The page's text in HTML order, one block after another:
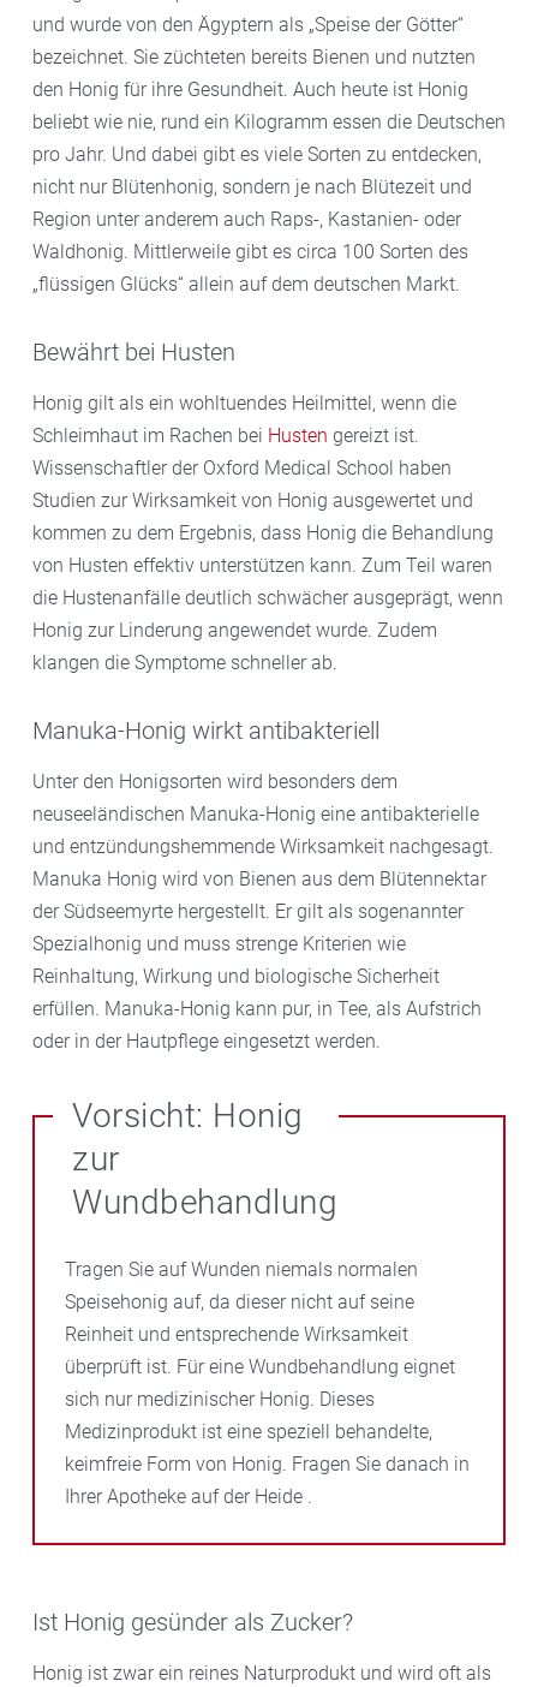
und wurde von den Ägyptern als „Speise der Götter“
bezeichnet. Sie züchteten bereits Bienen und nutzten
den Honig für ihre Gesundheit. Auch heute ist Honig
beliebt wie nie, rund ein Kilogramm essen die Deutschen
pro Jahr. Und dabei gibt es viele Sorten zu entdecken,
nicht nur Blütenhonig, sondern je nach Blütezeit und
Region unter anderem auch Raps-, Kastanien- oder
Waldhonig. Mittlerweile gibt es circa 100 Sorten des
„flüssigen Glücks“ allein auf dem deutschen Markt.
Bewährt bei Husten
Honig gilt als ein wohltuendes Heilmittel, wenn die
Schleimhaut im Rachen bei Husten gereizt ist.
Wissenschaftler der Oxford Medical School haben
Studien zur Wirksamkeit von Honig ausgewertet und
kommen zu dem Ergebnis, dass Honig die Behandlung
von Husten effektiv unterstützen kann. Zum Teil waren
die Hustenanfälle deutlich schwächer ausgeprägt, wenn
Honig zur Linderung angewendet wurde. Zudem
klangen die Symptome schneller ab.
Manuka-Honig wirkt antibakteriell
Unter den Honigsorten wird besonders dem
neuseeländischen Manuka-Honig eine antibakterielle
und entzündungshemmende Wirksamkeit nachgesagt.
Manuka Honig wird von Bienen aus dem Blütennektar
der Südseemyrte hergestellt. Er gilt als sogenannter
Spezialhonig und muss strenge Kriterien wie
Reinhaltung, Wirkung und biologische Sicherheit
erfüllen. Manuka-Honig kann pur, in Tee, als Aufstrich
oder in der Hautpflege eingesetzt werden.
Vorsicht: Honig
zur
Wundbehandlung
Tragen Sie auf Wunden niemals normalen
Speisehonig auf, da dieser nicht auf seine
Reinheit und entsprechende Wirksamkeit
überprüft ist. Für eine Wundbehandlung eignet
sich nur medizinischer Honig. Dieses
Medizinprodukt ist eine speziell behandelte,
keimfreie Form von Honig. Fragen Sie danach in
Ihrer Apotheke auf der Heide .
Ist Honig gesünder als Zucker?
Honig ist zwar ein reines Naturprodukt und wird oft als